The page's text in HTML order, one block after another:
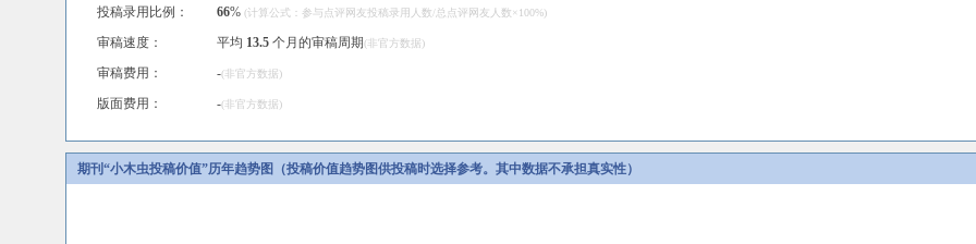
投稿录用比例：
66% (计算公式：参与点评网友投稿录用人数/总点评网友人数×100%)
审稿速度： 平均 13.5个月的审稿周期(非官方数据)
审稿费用： -(非官方数据)
版面费用： -(非官方数据)
期刊“小木虫投稿价值”历年趋势图（投稿价值趋势图供投稿时选择参考。其中数据不承担真实性）